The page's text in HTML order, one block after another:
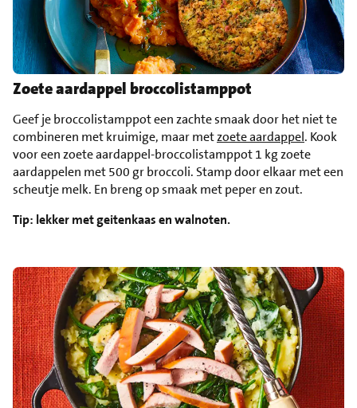
Zoete aardappel broccolistamppot
Geef je broccolistamppot een zachte smaak door het niet te
combineren met kruimige, maar metzoete aardappel. Kook
voor een zoete aardappel-broccolistamppot 1 kg zoete
aardappelen met 500 gr broccoli. Stamp door elkaar met een
scheutje melk. En breng op smaak met peper en zout.
Tip: lekker met geitenkaas en walnoten.